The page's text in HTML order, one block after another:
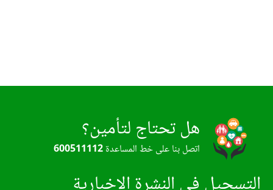
هل تحتاج لتأمين؟
اتصل بنا على خط المساعدة600511112